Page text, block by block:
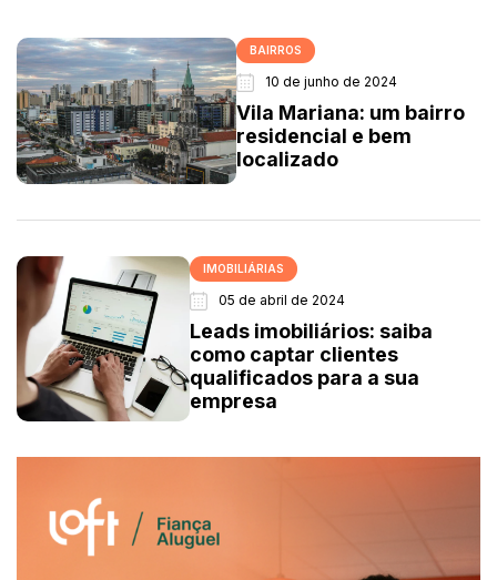
BAIRROS
10 de junho de 2024
Vila Mariana: um bairro
residencial e bem
localizado
IMOBILIÁRIAS
05 de abril de 2024
Leads imobiliários: saiba
como captar clientes
qualificados para a sua
empresa